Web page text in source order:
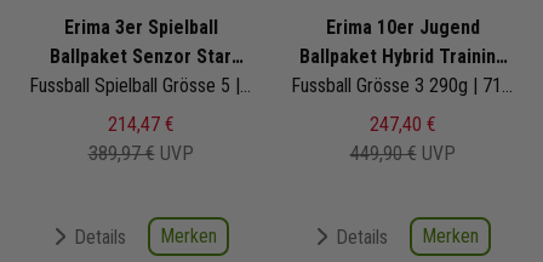
Erima 3er Spielball
Ballpaket Senzor Star
Match Kopernikus
Fussball Spielball Grösse 5 | 7192509 | Fußbälle Set 3-teilig
214,47 €
389,97 € UVP
Details Merken
Erima 10er Jugend
Ballpaket Hybrid Training
2.0
Fussball Grösse 3 290g | 7192603
247,40 €
449,90 € UVP
Details Merken